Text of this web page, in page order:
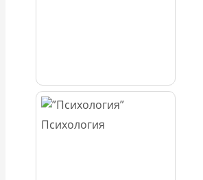
Психология